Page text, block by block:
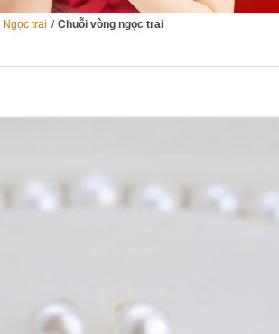
Ngọc trai / Chuỗi vòng ngọc trai